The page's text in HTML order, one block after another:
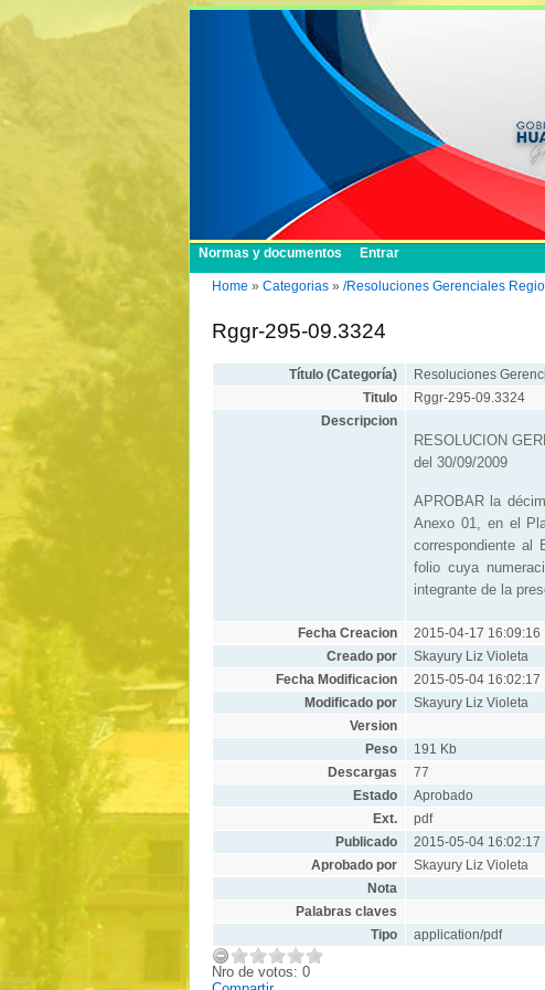
Normas y documentos Entrar
Home » Categorias » /Resoluciones Gerenciales
Rggr-295-09.3324
Título (Categoría)
Resoluciones
Titulo
Rggr-295-09.3324
Descripcion
RESOLUCION
del 30/09/2009
APROBAR la
Anexo 01, en el
correspondiente al
folio cuya
integrante de la
Fecha Creacion
2015-04-17 16:09:16
Creado por
Skayury Liz Violeta
Fecha Modificacion
2015-05-04 16:02:17
Modificado por
Skayury Liz Violeta
Version
Peso
191 Kb
Descargas
77
Estado
Aprobado
Ext.
pdf
Publicado
2015-05-04 16:02:17
Aprobado por
Skayury Liz Violeta
Nota
Palabras claves
Tipo
application/pdf
Nro de votos: 0